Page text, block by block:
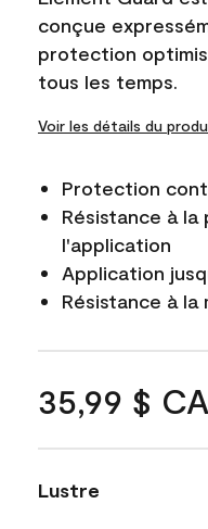
conçue
protection
tous les temps.
Voir les détails du
Protection
Résistance à la
l'application
Application
Résistance à la
35,99 $ CA
Lustre